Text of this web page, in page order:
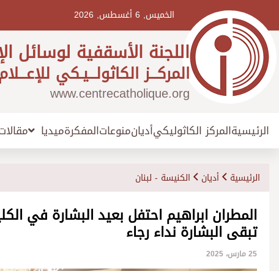
الخميس, 6 أغسطس, 2026
اللجنة الأسقفية لوسائل
المركـــز الكاثولـــيـكي
www.centrecatholique.org
الرئيسيةالمركز الكاثوليكيأديانمنوعاتالمفكرةميديا
الرئيسية أديان الكنيسة - لبنان
المطران ابراهيم احتفل بعيد البشارة في
تبقى البشارة نداء رجاء
25 مارس، 2025